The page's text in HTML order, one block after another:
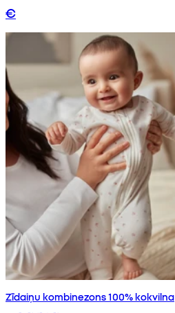
€
Zīdaiņu kombinezons 100% kokvilna